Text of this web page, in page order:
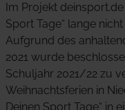
Im Projekt deinsport.de
Sport Tage“ lange
Aufgrund des
2021 wurde
Schuljahr 2021/22 zu
Weihnachtsferien in
Deinen Sport Tage“ in